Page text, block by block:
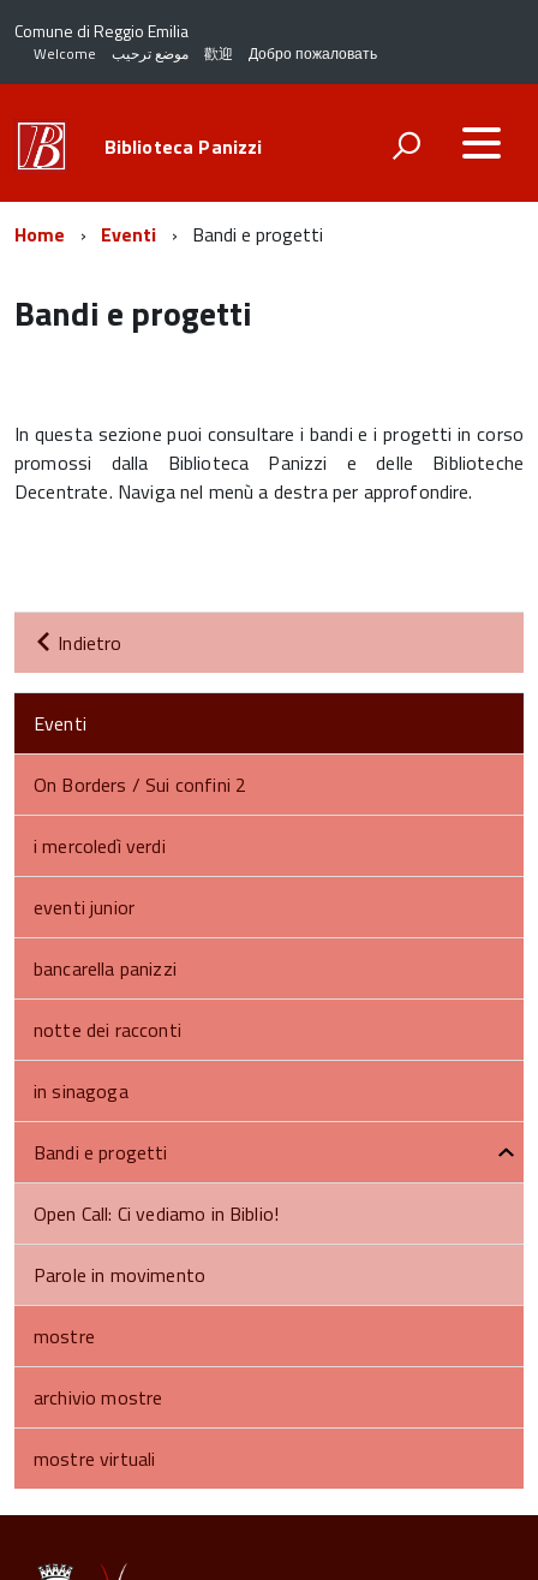
Comune di Reggio Emilia
Welcome موضع ترحيب 歡迎 Добро пожаловать
Biblioteca Panizzi
Home Eventi Bandi e progetti
Bandi e progetti
In questa sezione puoi consultare i bandi e i progetti in corso
promossi dalla Biblioteca Panizzi e delle Biblioteche
Decentrate. Naviga nel menù a destra per approfondire.
Indietro
Eventi
On Borders / Sui confini 2
i mercoledì verdi
eventi junior
bancarella panizzi
notte dei racconti
in sinagoga
Bandi e progetti
Open Call: Ci vediamo in Biblio!
Parole in movimento
mostre
archivio mostre
mostre virtuali
all'inizio
contenuto